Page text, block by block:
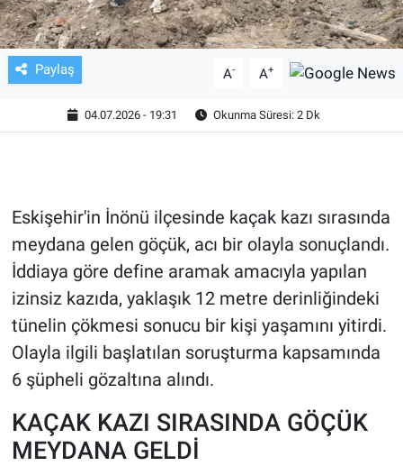
Paylaş A- A+
04.07.2026 - 19:31 Okunma Süresi: 2 Dk
Eskişehir'in İnönü ilçesinde kaçak kazı sırasında
meydana gelen göçük, acı bir olayla sonuçlandı.
İddiaya göre define aramak amacıyla yapılan
izinsiz kazıda, yaklaşık 12 metre derinliğindeki
tünelin çökmesi sonucu bir kişi yaşamını yitirdi.
Olayla ilgili başlatılan soruşturma kapsamında
6 şüpheli gözaltına alındı.
KAÇAK KAZI SIRASINDA GÖÇÜK
MEYDANA GELDİ
KÜLTÜR SANAT
ASAYİŞ
EKONOMİ
ÇEVRE
HABERDE İNSAN
POLİTİKA
SPOR
Bilim, Teknoloji